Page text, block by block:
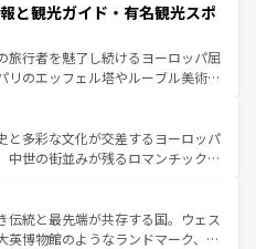
で、忘れられない旅をしてみよう！
報は
は、情熱的なフラメンコ、熱気あふ
しいタパスが生活の一部となってい
洗練された雰囲気や、バルセロナの
ら、地方では古代ローマ遺跡や中世
土や気候が異なるスペインはその個
性で訪れる人を魅了する。 なお、新着のスペイン情報は コ
てほしい。
と観光ガイド・有名観光スポ
旅行者を魅了し続けるヨーロッパ屈
リのエッフェル塔やルーブル美術館
っている。華麗な宮殿、歴史的な大
そして豊かな自然が、訪れる者を心
フランスは美食の国としても知ら
祥地であるランス、プロヴァンスの
など、多彩な楽しみ方が可能だ。さ
にも魅力が溢れており、どの街角に
と多彩な文化が交差するヨーロッパ
中世の街並みが残るロマンチック街
こを歩いても飽きることがない。ベ
バイエルン州のアルプスの絶景、そ
イン畑といった風景は必見。ビール
伝統と最先端が共存する国。ウェス
英博物館のようなランドマーク、歴